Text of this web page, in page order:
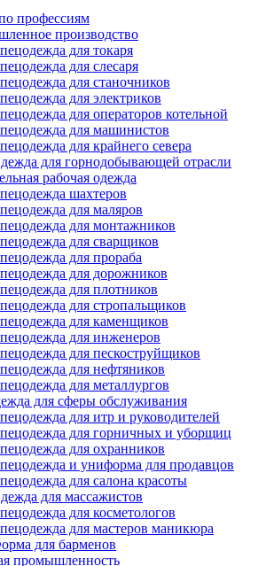
профессиям
производство
для токаря
для слесаря
для станочников
для электриков
для операторов котельной
для машинистов
для крайнего севера
для горнодобывающей отрасли
рабочая одежда
шахтеров
для маляров
для монтажников
для сварщиков
для прораба
для дорожников
для плотников
для стропальщиков
для каменщиков
для инженеров
для пескоструйщиков
для нефтяников
для металлургов
для сферы обслуживания
для итр и руководителей
для горничных и уборщиц
для охранников
и униформа для продавцов
для салона красоты
для массажистов
для косметологов
для мастеров маникюра
для барменов
промышленность